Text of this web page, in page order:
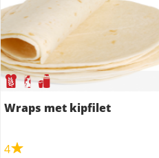
Wraps met kipfilet
4